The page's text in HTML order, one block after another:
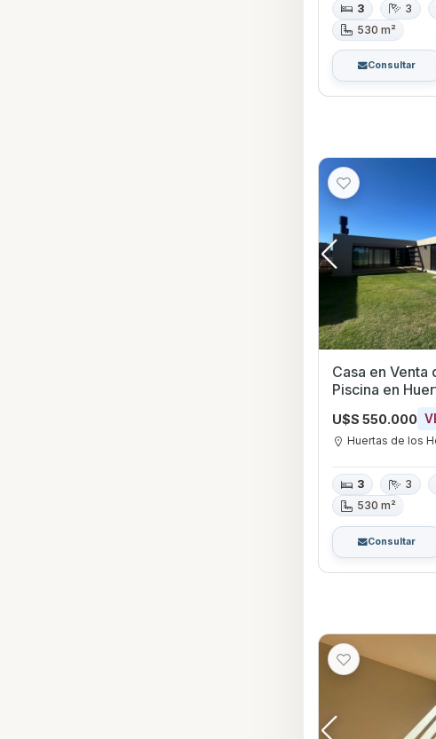
3 3
530 m²
Consultar
Casa en
Piscina en
U$S 550.000
Huertas de los
3 3
530 m²
Consultar